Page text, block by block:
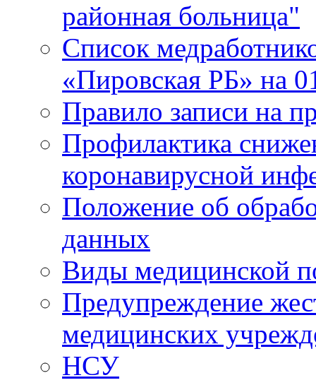
районная больница"
Список
«Пировская РБ» на
Правило записи на
Профилактика
коронавирусной
Положение об
данных
Виды медицинской
Предупреждение
медицинских
НСУ